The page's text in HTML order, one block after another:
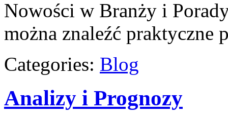
Nowości w Branży i
można znaleźć
Categories: Blog
Analizy i Prognozy